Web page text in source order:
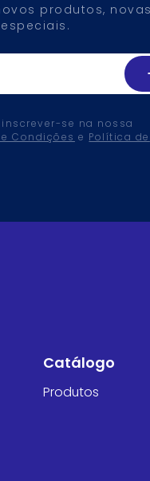
produtos, novas
se na nossa
Condições e Política de
Catálogo
Produtos